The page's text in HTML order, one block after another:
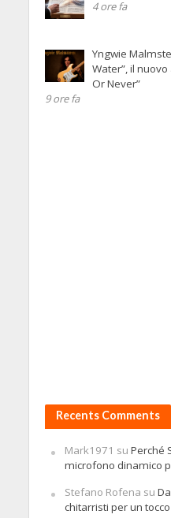
4 ore fa
Yngwie
Water”, il
Or Never”
9 ore fa
Recents Comments
Mark1971 su Perché
microfono dinamico
Stefano Rofena su
chitarristi per un